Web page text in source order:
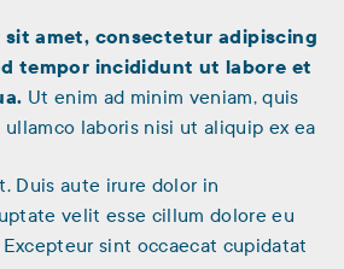
sit amet, consectetur adipiscing
tempor incididunt ut labore et
Ut enim ad minim veniam, quis
laboris nisi ut aliquip ex ea
Duis aute irure dolor in
velit esse cillum dolore eu
sint occaecat cupidatat